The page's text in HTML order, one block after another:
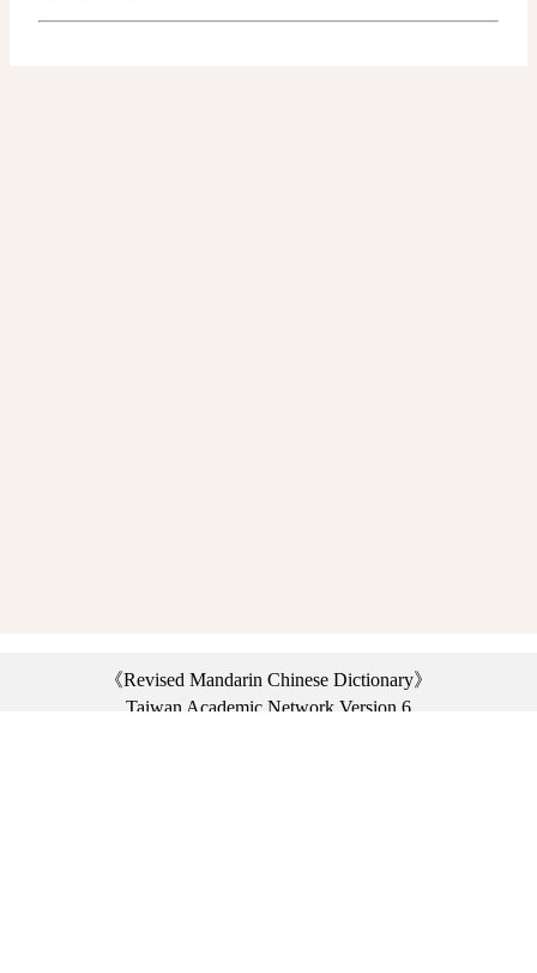
《Revised Mandarin Chinese Dictionary》
Taiwan Academic Network Version 6